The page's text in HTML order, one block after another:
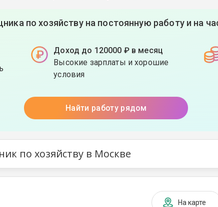
по хозяйству на постоянную работу и на
Доход до 120000 ₽ в месяц
Высокие зарплаты и хорошие
условия
Найти работу рядом
по хозяйству в Москве
На карте